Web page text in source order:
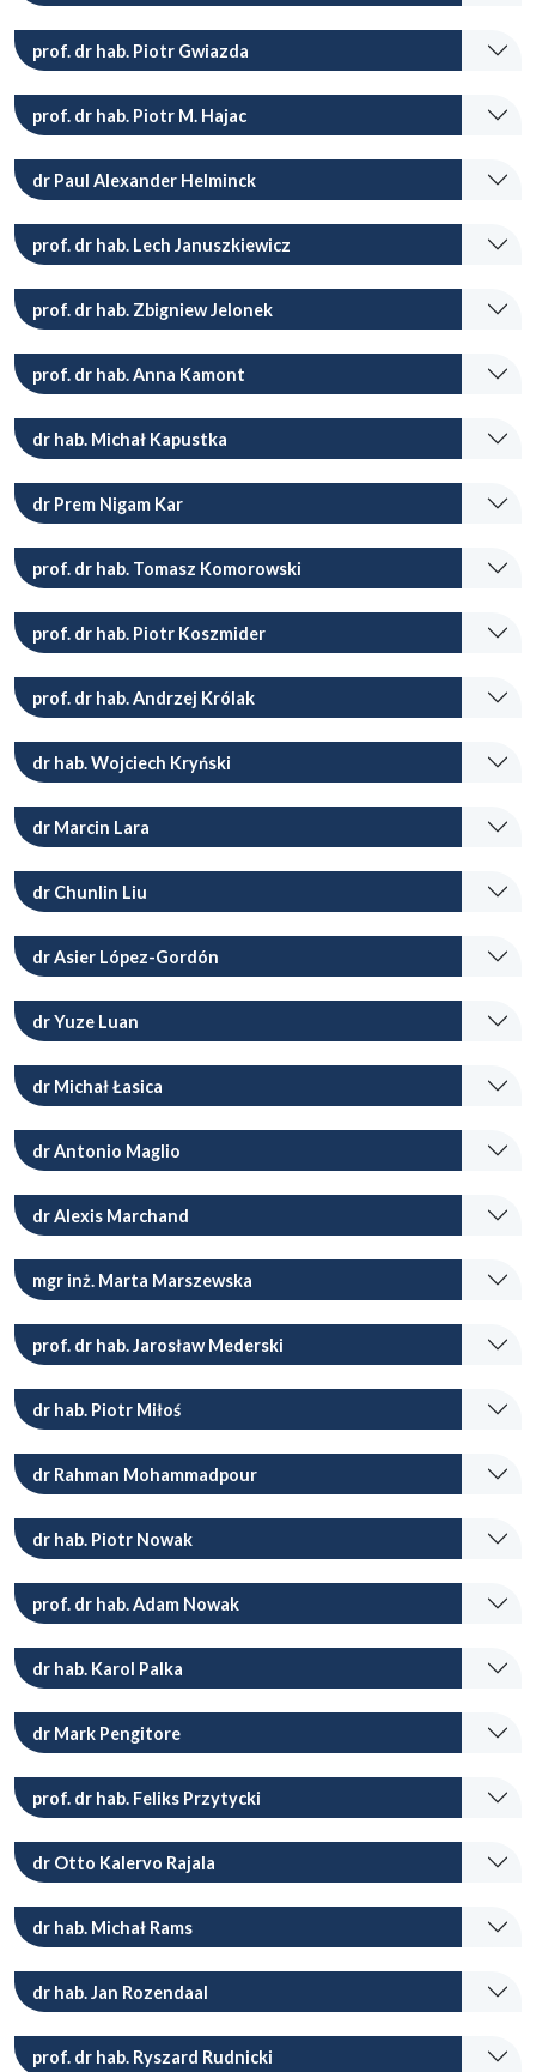
prof. dr hab. Piotr Gwiazda
prof. dr hab. Piotr M. Hajac
dr Paul Alexander Helminck
prof. dr hab. Lech Januszkiewicz
prof. dr hab. Zbigniew Jelonek
prof. dr hab. Anna Kamont
dr hab. Michał Kapustka
dr Prem Nigam Kar
prof. dr hab. Tomasz Komorowski
prof. dr hab. Piotr Koszmider
prof. dr hab. Andrzej Królak
dr hab. Wojciech Kryński
dr Marcin Lara
dr Chunlin Liu
dr Asier López-Gordón
dr Yuze Luan
dr Michał Łasica
dr Antonio Maglio
dr Alexis Marchand
mgr inż. Marta Marszewska
prof. dr hab. Jarosław Mederski
dr hab. Piotr Miłoś
dr Rahman Mohammadpour
dr hab. Piotr Nowak
prof. dr hab. Adam Nowak
dr hab. Karol Palka
dr Mark Pengitore
prof. dr hab. Feliks Przytycki
dr Otto Kalervo Rajala
dr hab. Michał Rams
dr hab. Jan Rozendaal
prof. dr hab. Ryszard Rudnicki